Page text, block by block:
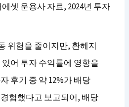
셋 운용사 자료, 2024년 투자
위험을 줄이지만, 환헤지
어 투자 수익률에 영향을
후기 중 약 12%가 배당
험했다고 보고되어, 배당